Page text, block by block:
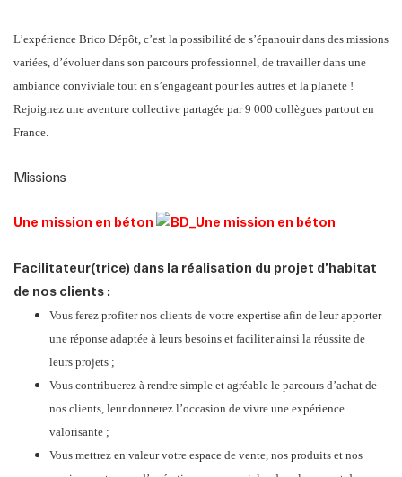
L’expérience Brico Dépôt, c’est la possibilité de s’épanouir dans des missions
variées, d’évoluer dans son parcours professionnel, de travailler dans une
ambiance conviviale tout en s’engageant pour les autres et la planète !
Rejoignez une aventure collective partagée par 9 000 collègues partout en
France.
Missions
Une mission en béton
Facilitateur(trice) dans la réalisation du projet d’habitat
de nos clients :
Vous ferez profiter nos clients de votre expertise afin de leur apporter
une réponse adaptée à leurs besoins et faciliter ainsi la réussite de
leurs projets ;
Vous contribuerez à rendre simple et agréable le parcours d’achat de
nos clients, leur donnerez l’occasion de vivre une expérience
valorisante ;
Vous mettrez en valeur votre espace de vente, nos produits et nos